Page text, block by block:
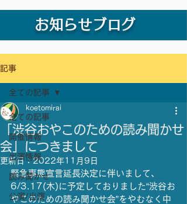
お知らせブログ
記事
全ての記事
開催情報
出演情報
読み聞かせ
公演/出演
全ての記事
「渋谷おやこのための読み聞かせ
会」につきまして
koetomirai
更新日：2022年11月9日
緊急事態宣言延長決定に伴いまして、
6/3.17(木)に予定しておりました“渋谷お
やこのための読み聞かせ会”をやむなく中